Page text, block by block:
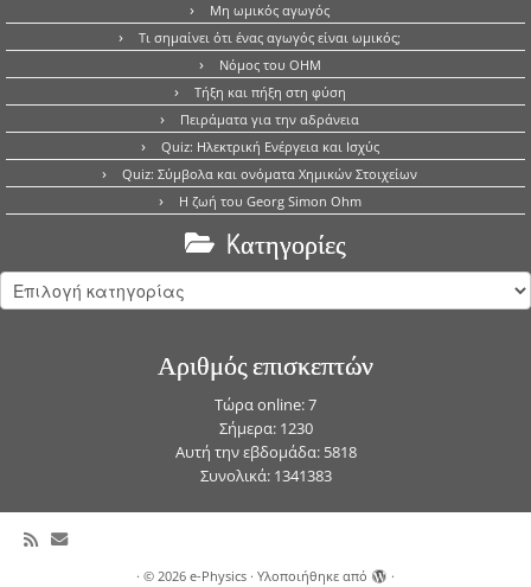
Μη ωμικός αγωγός
Τι σημαίνει ότι ένας αγωγός είναι ωμικός;
Νόμος του OHM
Τήξη και πήξη στη φύση
Πειράματα για την αδράνεια
Quiz: Ηλεκτρική Ενέργεια και Ισχύς
Quiz: Σύμβολα και ονόματα Χημικών Στοιχείων
Η ζωή του Georg Simon Ohm
Kατηγορίες
Kατηγορίες
Αριθμός επισκεπτών
Τώρα online: 7
Σήμερα: 1230
Αυτή την εβδομάδα: 5818
Συνολικά: 1341383
· © 2026 e-Physics · Υλοποιήθηκε από ·